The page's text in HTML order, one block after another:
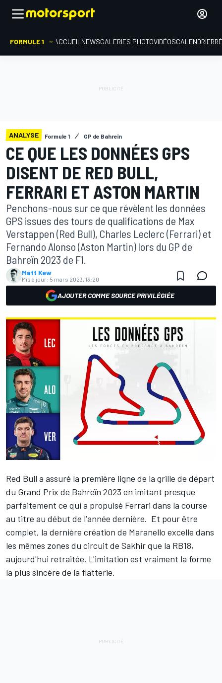
FORMULE 1 ACCUEIL NEWSGALERIES PHOTOVIDÉOSCALENDRIER
ANALYSE Formule 1 GP de Bahreïn
CE QUE LES DONNÉES GPS
DISENT DE RED BULL,
FERRARI ET ASTON MARTIN
Penchons-nous sur ce que révèlent les données
GPS issues des tours de qualifications de Max
Verstappen (Red Bull), Charles Leclerc (Ferrari) et
Fernando Alonso (Aston Martin) lors du GP de
Bahreïn 2023 de F1.
Matt Kew
Mis à jour: 5 mars 2023, 13:20
AJOUTER COMME SOURCE PRIVILÉGIÉE
Red Bull a assuré la première ligne de la grille de départ
du Grand Prix de Bahreïn 2023 en imitant presque
parfaitement ce qui a propulsé Ferrari dans la course
au titre au début de l'année dernière. Et pour être
complet, la dernière création de Maranello excelle dans
les mêmes zones du circuit de Sakhir que la RB18,
aujourd'hui retraitée. L'imitation est vraiment la forme
la plus sincère de la flatterie.